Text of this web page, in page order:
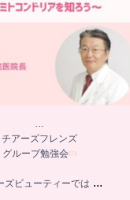
…
チアーズフレンズ
グループ勉強会
ズビューティーでは ...